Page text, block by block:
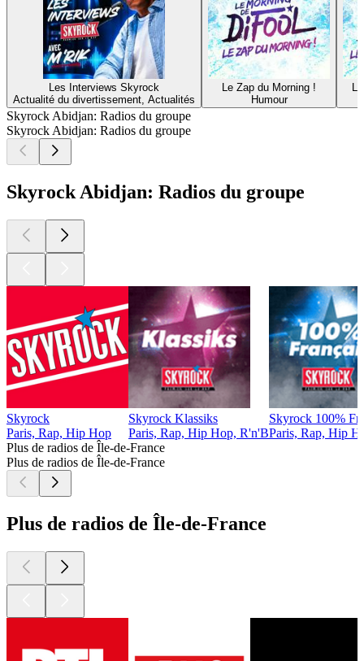
Les Interviews Skyrock
Actualité du divertissement, Actualités
Le Zap du Morning !
Humour
Skyrock Abidjan: Radios du groupe
Skyrock Abidjan: Radios du groupe
Skyrock Abidjan: Radios du groupe
Skyrock
Paris, Rap, Hip Hop
Skyrock Klassiks
Paris, Rap, Hip Hop, R'n'B
Skyrock 100%
Paris, Rap, Hip
Plus de radios de Île-de-France
Plus de radios de Île-de-France
Plus de radios de Île-de-France